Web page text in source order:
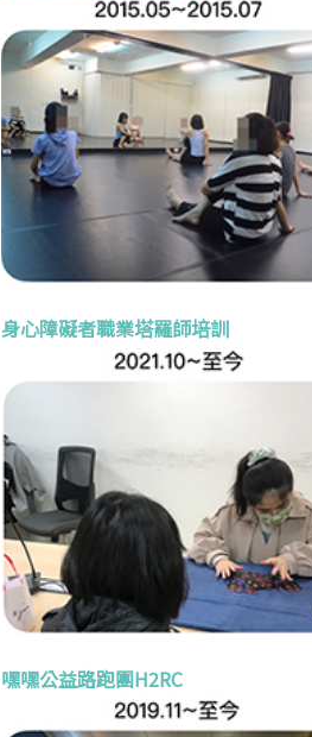
身心障礙者職業塔羅師培訓
嘿嘿公益路跑團H2RC